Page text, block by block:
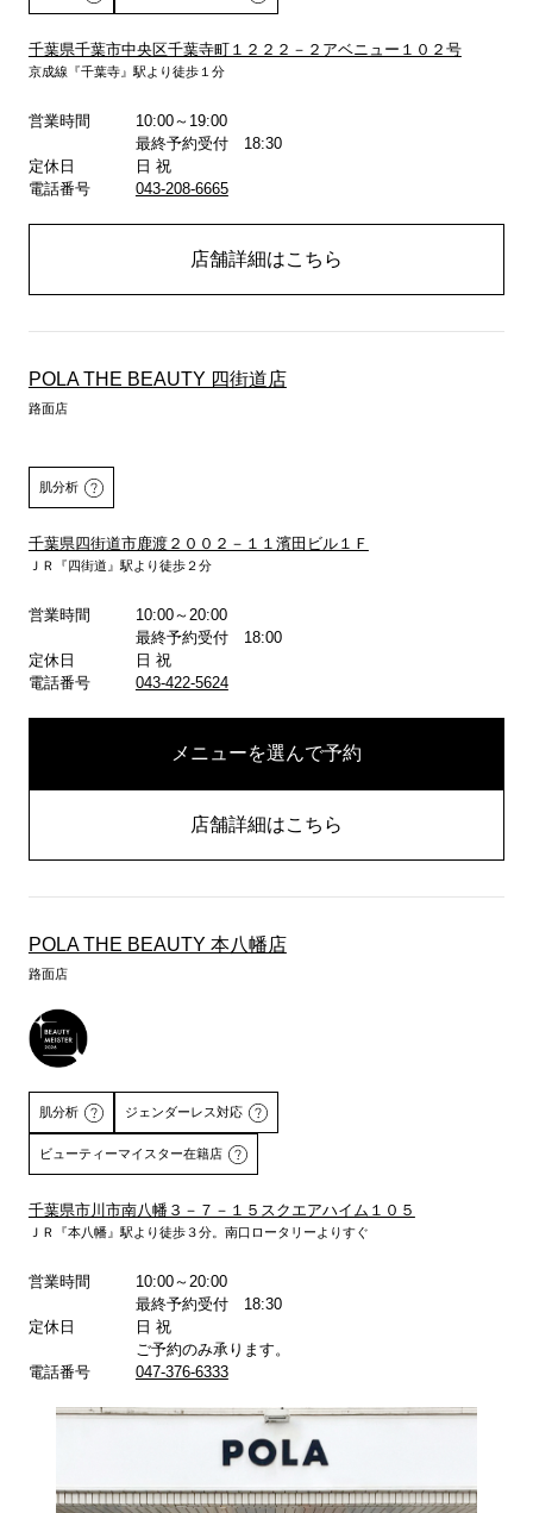
千葉県千葉市中央区千葉寺町１２２２－２アベニュー１０２号
京成線『千葉寺』駅より徒歩１分
営業時間
10:00～19:00
最終予約受付 18:30
定休日
日 祝
電話番号
043-208-6665
店舗詳細はこちら
POLA THE BEAUTY 四街道店
路面店
肌分析
千葉県四街道市鹿渡２００２－１１濱田ビル１Ｆ
ＪＲ『四街道』駅より徒歩２分
営業時間
10:00～20:00
最終予約受付 18:00
定休日
日 祝
電話番号
043-422-5624
メニューを選んで予約
店舗詳細はこちら
POLA THE BEAUTY 本八幡店
路面店
肌分析
詳しくはこちら
ジェンダーレス対応
ビューティーマイスター在籍店
千葉県市川市南八幡３－７－１５スクエアハイム１０５
ＪＲ『本八幡』駅より徒歩３分。南口ロータリーよりすぐ
営業時間
10:00～20:00
最終予約受付 18:30
定休日
日 祝
ご予約のみ承ります。
電話番号
047-376-6333